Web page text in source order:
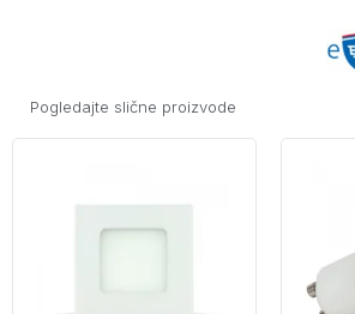
Pogledajte slične proizvode